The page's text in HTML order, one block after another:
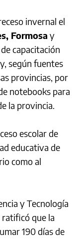
invernal el
Formosa y
capacitación
según fuentes
provincias, por
notebooks para
la provincia.
escolar de
educativa de
como al
y Tecnología
ratificó que la
190 días de